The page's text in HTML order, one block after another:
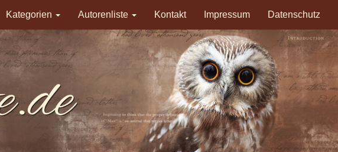
Kategorien Autorenliste Kontakt Impressum Datenschutz